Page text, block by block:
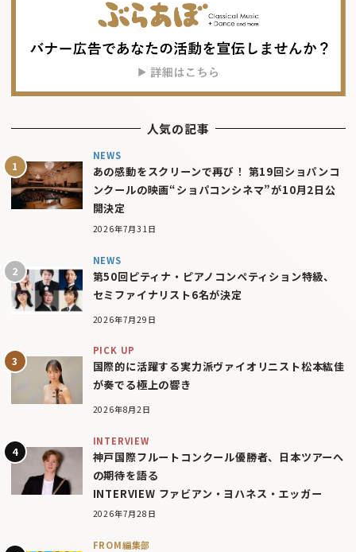
人気の記事
NEWS
あの感動をスクリーンで再び！ 第19回ショパンコ
ンクールの映画“ショパコンシネマ”が10月2日公
開決定
2026年7月31日
NEWS
第50回ピティナ・ピアノコンペティション特級、
セミファイナリスト6名が決定
2026年7月29日
PICK UP
国際的に活躍する実力派ヴァイオリニスト松本紘佳
が奏でる極上の響き
2026年8月2日
INTERVIEW
神戸国際フルートコンクール優勝者、日本ツアーへ
の期待を語る
INTERVIEW ファビアン・ヨハネス・エッガー
2026年7月28日
FROM編集部